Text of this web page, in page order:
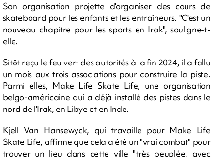
Son organisation projette d'organiser des cours de
skateboard pour les enfants et les entraîneurs. "C'est un
nouveau chapitre pour les sports en Irak", souligne-t-
elle.
Sitôt reçu le feu vert des autorités à la fin 2024, il a fallu
un mois aux trois associations pour construire la piste.
Parmi elles, Make Life Skate Life, une organisation
belgo-américaine qui a déjà installé des pistes dans le
nord de l'Irak, en Libye et en Inde.
Kjell Van Hansewyck, qui travaille pour Make Life
Skate Life, affirme que cela a été un "vrai combat" pour
trouver un lieu dans cette ville "très peuplée, avec